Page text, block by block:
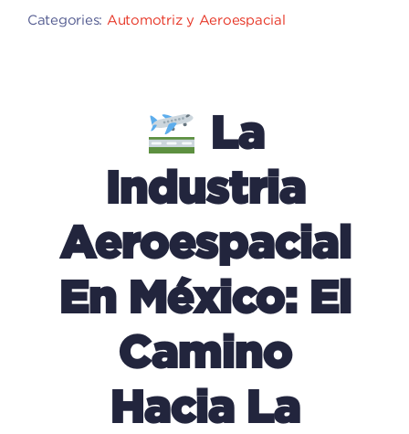
Categories: Automotriz y Aeroespacial
La
Industria
Aeroespacial
En México: El
Camino
Hacia La